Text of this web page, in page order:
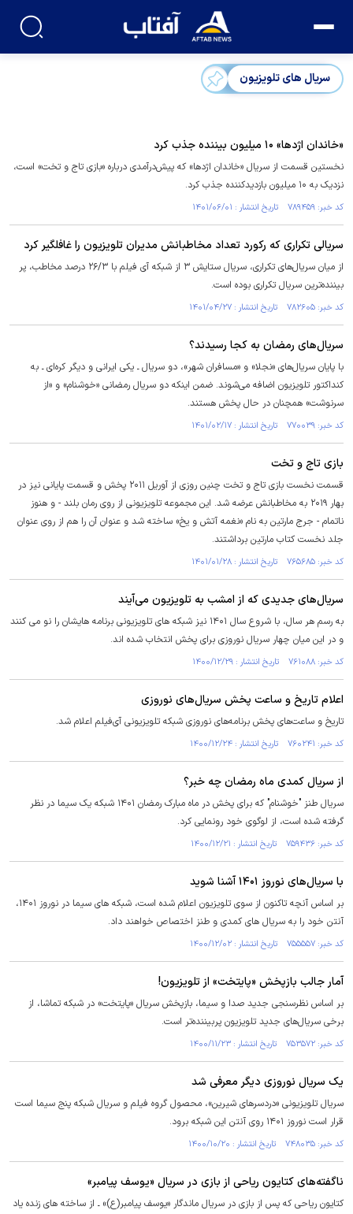
سریال های تلویزیون
«خاندان اژدها» ۱۰ میلیون بیننده جذب کرد
نخستین قسمت از سریال «خاندان اژدها» که پیش‌درآمدی درباره «بازی تاج و تخت» است،
نزدیک به ۱۰ میلیون بازدیدکننده جذب کرد.
کد خبر: ۷۸۹۴۵۹ تاریخ انتشار : ۱۴۰۱/۰۶/۰۱
سریالی تکراری که رکورد تعداد مخاطبانش مدیران تلویزیون را غافلگیر کرد
از میان سریال‌های تکراری، سریال ستایش ۳ از شبکه آی فیلم با ۲۶/۳ درصد مخاطب، پر
بیننده‌ترین سریال تکراری بوده‌ است.
کد خبر: ۷۸۲۶۰۵ تاریخ انتشار : ۱۴۰۱/۰۴/۲۷
سریال‌های رمضان به کجا رسیدند؟
با پایان سریال‌های «نجلا» و «مسافران شهر»، دو سریال ـ یکی ایرانی و دیگر کره‌ای ـ به
کنداکتور تلویزیون اضافه می‌شوند. ضمن اینکه دو سریال رمضانی «خوشنام» و «از
سرنوشت» همچنان در حال پخش هستند.
کد خبر: ۷۷۰۰۳۹ تاریخ انتشار : ۱۴۰۱/۰۲/۱۷
بازی تاج و تخت
قسمت نخست بازی تاج و تخت چنین روزی از آوریل ۲۰۱۱ پخش و قسمت پایانی نیز در
بهار ۲۰۱۹ به مخاطبانش عرضه شد. این مجموعه تلویزیونی از روی رمان بلند - و هنوز
ناتمام - جرج مارتین به نام «نغمه آتش و یخ» ساخته شد و عنوان آن را هم از روی عنوان
جلد نخست کتاب مارتین برداشتند.
کد خبر: ۷۶۵۶۸۵ تاریخ انتشار : ۱۴۰۱/۰۱/۲۸
سریال‌های جدیدی که از امشب به تلویزیون می‌آیند
به رسم هر سال، با شروع سال ۱۴۰۱ نیز شبکه های تلویزیونی برنامه هایشان را نو می کنند
و در این میان چهار سریال نوروزی برای پخش انتخاب شده اند.
کد خبر: ۷۶۱۰۸۸ تاریخ انتشار : ۱۴۰۰/۱۲/۲۹
اعلام تاریخ و ساعت پخش سریال‌های نوروزی
تاریخ و ساعت‌های پخش برنامه‌های نوروزی شبکه تلویزیونی آی‌فیلم اعلام شد.
کد خبر: ۷۶۰۲۴۱ تاریخ انتشار : ۱۴۰۰/۱۲/۲۴
از سریال کمدی ماه رمضان چه خبر؟
سریال طنز "خوشنام" که برای پخش در ماه مبارک رمضان ۱۴۰۱ شبکه یک سیما در نظر
گرفته شده است، از لوگوی خود رونمایی کرد.
کد خبر: ۷۵۹۴۳۶ تاریخ انتشار : ۱۴۰۰/۱۲/۲۱
با سریال‌های نوروز ۱۴۰۱ آشنا شوید
بر اساس آنچه تاکنون از سوی تلویزیون اعلام شده است، شبکه های سیما در نوروز ۱۴۰۱،
آنتن خود را به سریال های کمدی و طنز اختصاص خواهند داد.
کد خبر: ۷۵۵۵۵۷ تاریخ انتشار : ۱۴۰۰/۱۲/۰۲
آمار جالب بازپخش «پایتخت» از تلویزیون!
بر اساس نظرسنجی جدید صدا و سیما، بازپخش سریال «پایتخت» در شبکه تماشا، از
برخی سریال‌های جدید تلویزیون پربیننده‌تر است.
کد خبر: ۷۵۳۵۷۲ تاریخ انتشار : ۱۴۰۰/۱۱/۲۳
یک سریال نوروزی دیگر معرفی شد
سریال تلویزیونی «دردسرهای شیرین»، محصول گروه فیلم و سریال شبکه پنج سیما است
قرار است نوروز ۱۴۰۱ روی آنتن این شبکه برود.
کد خبر: ۷۴۸۰۳۵ تاریخ انتشار : ۱۴۰۰/۱۰/۲۰
ناگفته‌های کتایون ریاحی از بازی در سریال «یوسف پیامبر»
کتایون ریاحی که پس از بازی در سریال ماندگار «یوسف پیامبر(ع)» ـ از ساخته های زنده یاد